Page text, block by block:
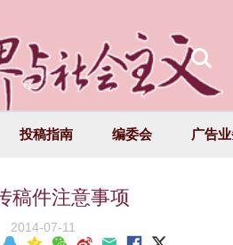
投稿指南 编委会 广告
稿件注意事项
2014-07-11